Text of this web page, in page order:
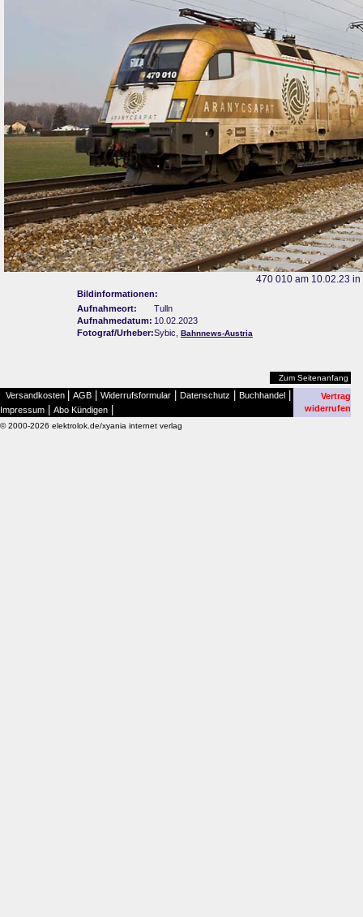
470 010 am 10.02.23 in
Bildinformationen:
Aufnahmeort:
Tulln
Aufnahmedatum: 10.02.2023
Fotograf/Urheber:Sybic, Bahnnews-Austria
Zum Seitenanfang
Versandkosten AGB Widerrufsformular Datenschutz Buchhandel
Impressum Abo Kündigen
Vertrag
widerrufen
© 2000-2026 elektrolok.de/xyania internet verlag